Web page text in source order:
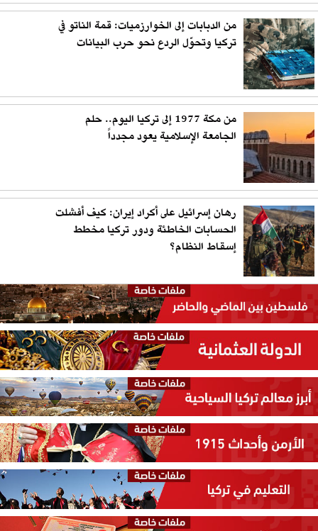
من الدبابات إلى الخوارزميات: قمة الناتو في
تركيا وتحوّل الردع نحو حرب البيانات
من مكة 1977 إلى تركيا اليوم.. حلم
الجامعة الإسلامية يعود مجدداً
رهان إسرائيل على أكراد إيران: كيف أفشلت
الحسابات الخاطئة ودور تركيا مخطط
إسقاط النظام؟